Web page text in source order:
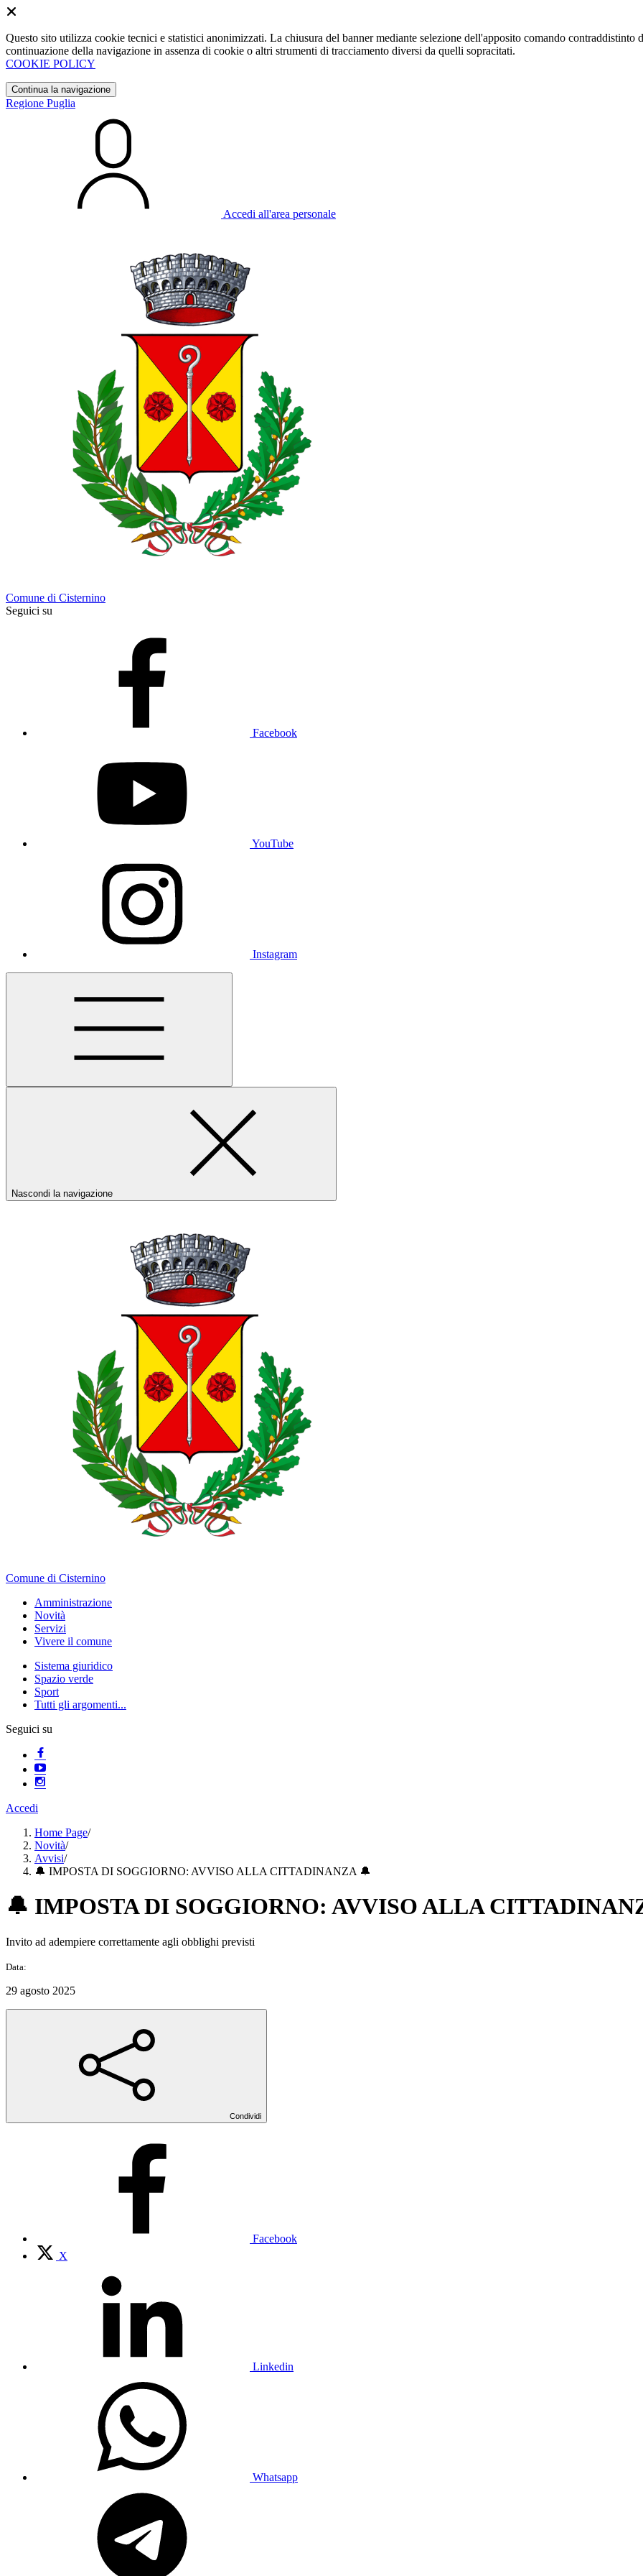
Questo sito utilizza cookie tecnici e statistici anonimizzati. La chiusura del banner mediante selezione dell'apposito comando
continuazione della navigazione in assenza di cookie o altri strumenti di tracciamento diversi da quelli sopracitati.
COOKIE POLICY
Continua la navigazione
Regione Puglia
Accedi all'area personale
Comune di Cisternino
Seguici su
Facebook
YouTube
Instagram
Nascondi la navigazione
Comune di Cisternino
Amministrazione
Novità
Servizi
Vivere il comune
Sistema giuridico
Spazio verde
Sport
Tutti gli argomenti...
Seguici su
Accedi
Home Page/
Novità/
Avvisi/
🔔 IMPOSTA DI SOGGIORNO: AVVISO ALLA CITTADINANZA 🔔
🔔 IMPOSTA DI SOGGIORNO: AVVISO ALLA
Invito ad adempiere correttamente agli obblighi previsti
Data:
29 agosto 2025
Condividi
Facebook
X
Linkedin
Whatsapp